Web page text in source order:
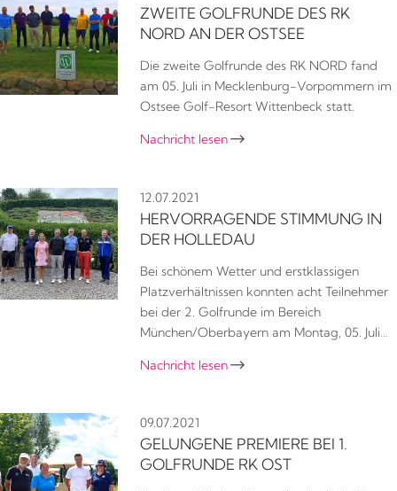
ZWEITE GOLFRUNDE DES RK
NORD AN DER OSTSEE
Die zweite Golfrunde des RK NORD fand
am 05. Juli in Mecklenburg-Vorpommern im
Ostsee Golf-Resort Wittenbeck statt.
Nachricht lesen 
12.07.2021
HERVORRAGENDE STIMMUNG IN
DER HOLLEDAU
Bei schönem Wetter und erstklassigen
Platzverhältnissen konnten acht Teilnehmer
bei der 2. Golfrunde im Bereich
München/Oberbayern am Montag, 05. Juli…
Nachricht lesen 
09.07.2021
GELUNGENE PREMIERE BEI 1.
GOLFRUNDE RK OST